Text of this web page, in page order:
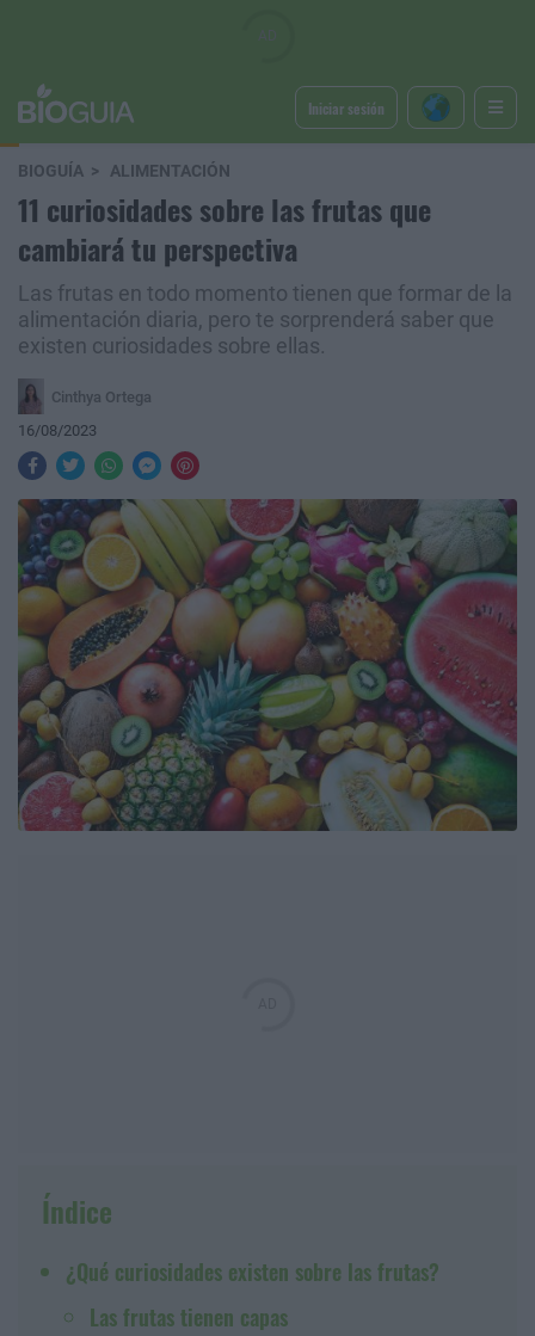
Iniciar sesión
BIOGUÍA ALIMENTACIÓN
11 curiosidades sobre las frutas que
cambiará tu perspectiva
Las frutas en todo momento tienen que formar de la
alimentación diaria, pero te sorprenderá saber que
existen curiosidades sobre ellas.
Cinthya Ortega
16/08/2023
Índice
¿Qué curiosidades existen sobre las frutas?
Las frutas tienen capas